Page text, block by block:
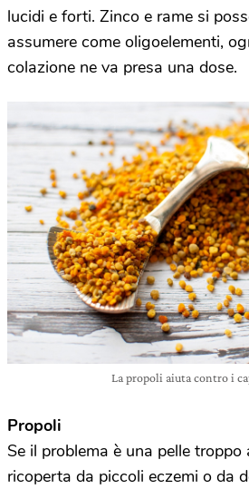
lucidi e forti. Zinco e rame si
assumere come oligoelementi,
colazione ne va presa una dose.
La propoli aiuta contro i
Propoli
Se il problema è una pelle troppo
ricoperta da piccoli eczemi o da